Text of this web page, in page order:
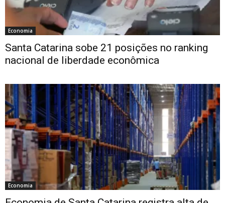
Economia
Santa Catarina sobe 21 posições no ranking
nacional de liberdade econômica
Economia